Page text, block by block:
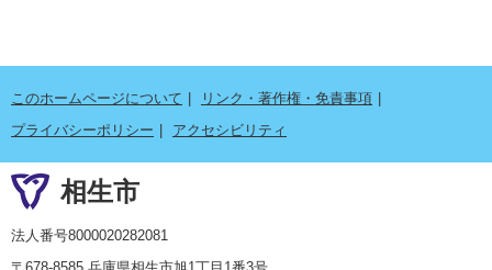
このホームページについて
リンク・著作権・免責事項
プライバシーポリシー
アクセシビリティ
相生市
法人番号8000020282081